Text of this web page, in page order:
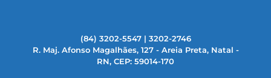
(84) 3202-5547 | 3202-2746
R. Maj. Afonso Magalhães, 127 - Areia Preta, Natal -
RN, CEP: 59014-170